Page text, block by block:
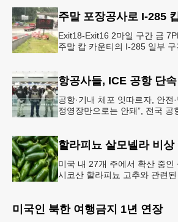
Exit18-Exit16 2마일 구간 금
주말 캅 카운티의 I-285 일부 구
공항·기내 체포 잇따르자, 안전
정영장만으로는 안돼”, 전국 공
미국 내 27개 주에서 확산 중인
시코산 할라피뇨 고추와 관련된
미국인 북한 여행금지 1년 연장